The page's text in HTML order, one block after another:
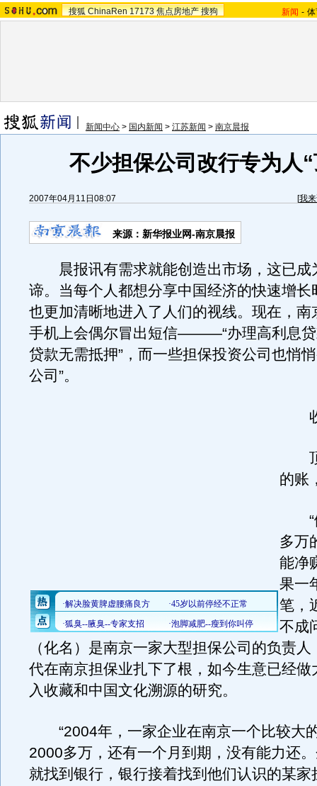
搜狐 ChinaRen 17173 焦点房地产 搜狗 新闻 -
新闻中心 > 国内新闻 > 江苏新闻 > 南京晨报
不少担保公司改行专为人
2007年04月11日08:07 [我
来源：新华报业网-南京晨报
晨报讯有需求就能创造出市场，这已成
谛。当每个人都想分享中国经济的快速增长
也更加清晰地进入了人们的视线。现在，南
手机上会偶尔冒出短信———“办理高利息
贷款无需抵押”，而一些担保投资公司也悄
公司”。
收
顶
的账
“
多万
能净
果一
笔，
不成
（化名）是南京一家大型担保公司的负责
代在南京担保业扎下了根，如今生意已经做
入收藏和中国文化溯源的研究。
“2004年，一家企业在南京一个比较大
2000多万，还有一个月到期，没有能力还
就找到银行，银行接着找到他们认识的某家